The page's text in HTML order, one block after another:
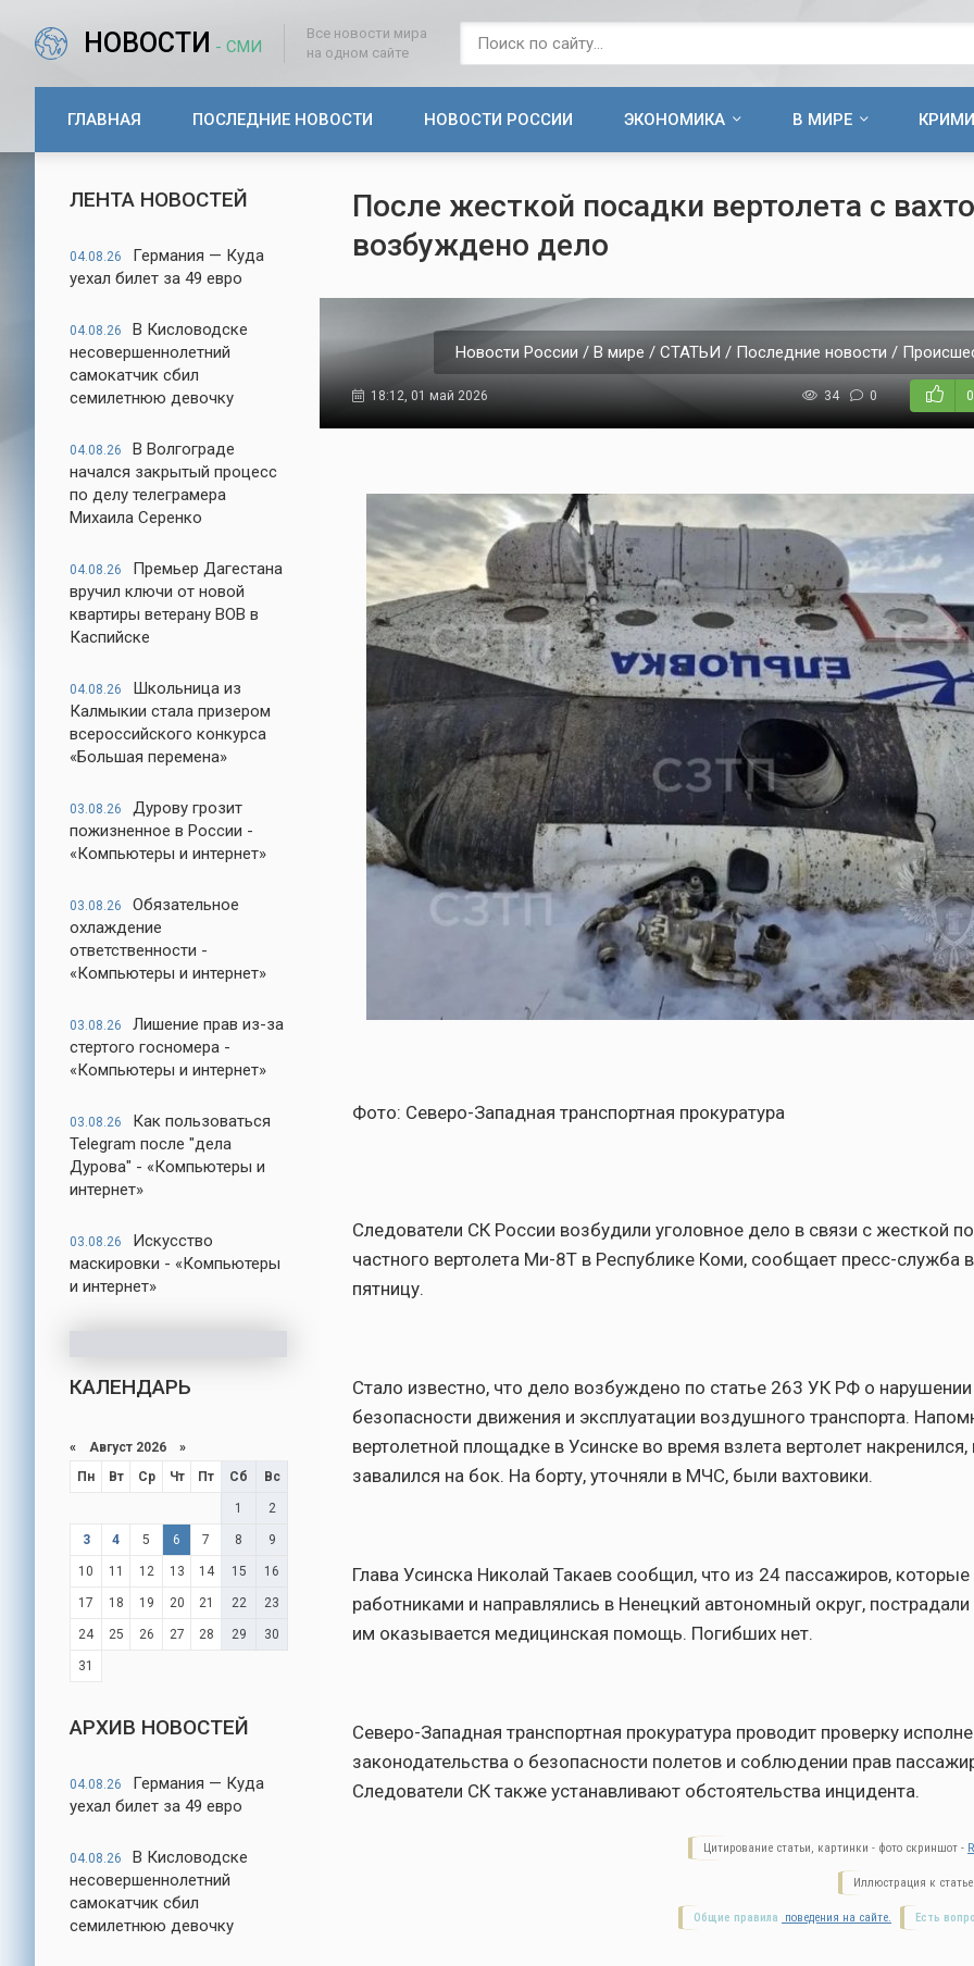
НОВОСТИ - СМИ
Все новости мира
на одном сайте
ГЛАВНАЯ ПОСЛЕДНИЕ НОВОСТИ НОВОСТИ РОССИИ ЭКОНОМИКА В МИРЕ
ЛЕНТА НОВОСТЕЙ
04.08.26
Германия — Куда
уехал билет за 49 евро
04.08.26
В Кисловодске
несовершеннолетний
самокатчик сбил
семилетнюю девочку
04.08.26
В Волгограде
начался закрытый процесс
по делу телеграмера
Михаила Серенко
04.08.26
Премьер Дагестана
вручил ключи от новой
квартиры ветерану ВОВ в
Каспийске
04.08.26
Школьница из
Калмыкии стала призером
всероссийского конкурса
«Большая перемена»
03.08.26
Дурову грозит
пожизненное в России -
«Компьютеры и интернет»
03.08.26
Обязательное
охлаждение
ответственности -
«Компьютеры и интернет»
03.08.26
Лишение прав из-за
стертого госномера -
«Компьютеры и интернет»
03.08.26
Как пользоваться
Telegram после "дела
Дурова" - «Компьютеры и
интернет»
03.08.26
Искусство
маскировки - «Компьютеры
и интернет»
КАЛЕНДАРЬ
« Август 2026 »
Пн
Вт Ср Чт Пт Сб Вс
1 2
3 4 5 6 7 8 9
10 11 12 13 14 15 16
17 18 19 20 21 22 23
24 25 26 27 28 29 30
31
АРХИВ НОВОСТЕЙ
04.08.26
Германия — Куда
уехал билет за 49 евро
04.08.26
В Кисловодске
несовершеннолетний
самокатчик сбил
семилетнюю девочку
После жесткой посадки вертолета с
возбуждено дело
Новости России / В мире / СТАТЬИ / Последние новости /
18:12, 01 май 2026 34 0 0
Фото: Северо-Западная транспортная прокуратура
Следователи СК России возбудили уголовное дело в связи с жесткой
частного вертолета Ми-8Т в Республике Коми, сообщает пресс-служба
пятницу.
Стало известно, что дело возбуждено по статье 263 УК РФ о нарушении
безопасности движения и эксплуатации воздушного транспорта.
вертолетной площадке в Усинске во время взлета вертолет накренился,
завалился на бок. На борту, уточняли в МЧС, были вахтовики.
Глава Усинска Николай Такаев сообщил, что из 24 пассажиров, которые
работниками и направлялись в Ненецкий автономный округ,
им оказывается медицинская помощь. Погибших нет.
Северо-Западная транспортная прокуратура проводит проверку
законодательства о безопасности полетов и соблюдении прав
Следователи СК также устанавливают обстоятельства инцидента.
Цитирование статьи, картинки - фото скриншот -
Иллюстрация к
Есть
Общие правила поведения на сайте.